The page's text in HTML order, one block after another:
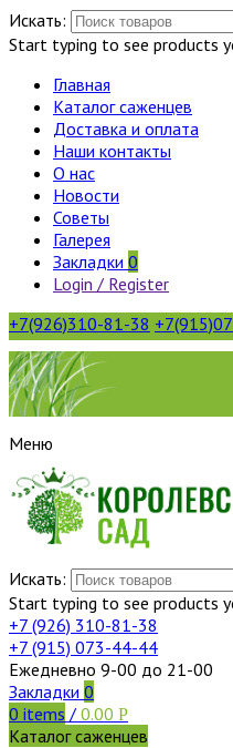
Искать:
Start typing to see products
Главная
Каталог саженцев
Доставка и оплата
Наши контакты
О нас
Новости
Советы
Галерея
Закладки 0
Login / Register
+7(926)310-81-38
Меню
Искать:
Start typing to see products
+7 (926) 310-81-38
+7 (915) 073-44-44
Ежедневно 9-00 до 21-00
Закладки 0
0 items / 0.00 Р
Каталог саженцев